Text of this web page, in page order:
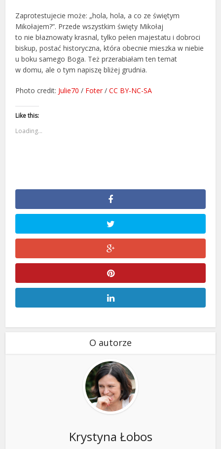
Zaprotestujecie może: „hola, hola, a co ze świętym
Mikołajem?”. Przede wszystkim święty Mikołaj
to nie błaznowaty krasnal, tylko pełen majestatu i dobroci
biskup, postać historyczna, która obecnie mieszka w niebie
u boku samego Boga. Też przerabiałam ten temat
w domu, ale o tym napiszę bliżej grudnia.
Photo credit: Julie70 / Foter/CC BY-NC-SA
Like this:
Loading...
O autorze
Krystyna Łobos